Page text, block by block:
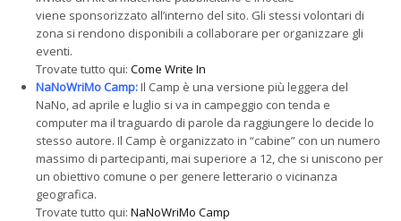
viene sponsorizzato all’interno del sito. Gli stessi volontari di
zona si rendono disponibili a collaborare per organizzare gli
eventi.
Trovate tutto qui: Come Write In
NaNoWriMo Camp:Il Camp è una versione più leggera del
NaNo, ad aprile e luglio si va in campeggio con tenda e
computer ma il traguardo di parole da raggiungere lo decide lo
stesso autore. Il Camp è organizzato in “cabine” con un numero
massimo di partecipanti, mai superiore a 12, che si uniscono per
un obiettivo comune o per genere letterario o vicinanza
geografica.
Trovate tutto qui: NaNoWriMo Camp